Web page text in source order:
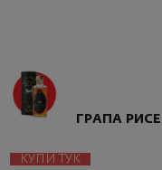
ГРАПА
КУПИ ТУК